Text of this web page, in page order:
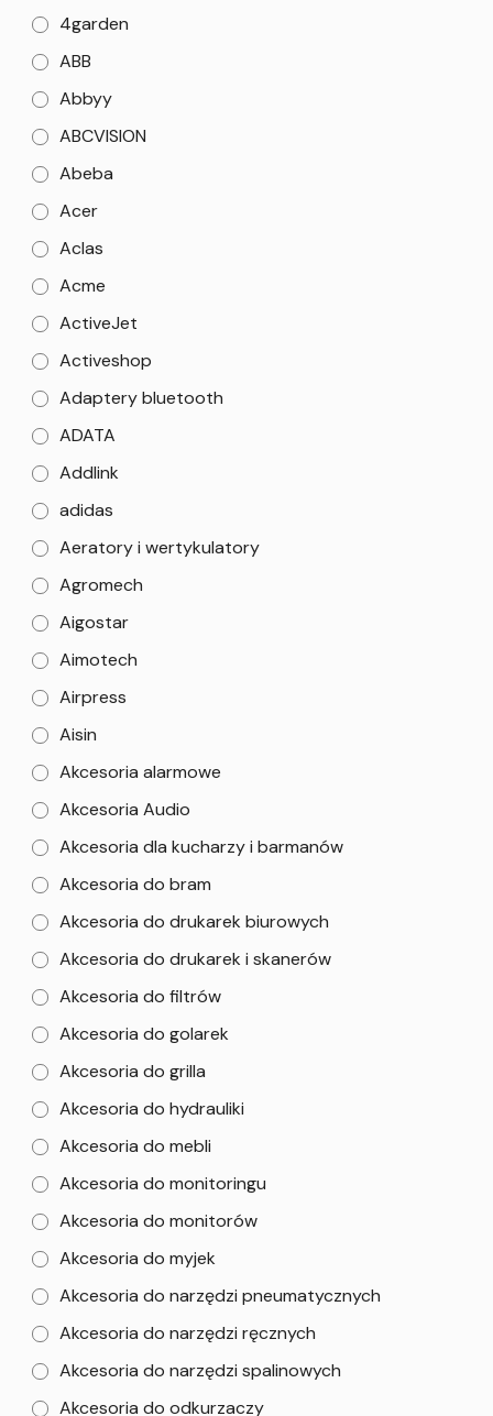
4garden
ABB
Abbyy
ABCVISION
Abeba
Acer
Aclas
Acme
ActiveJet
Activeshop
Adaptery bluetooth
ADATA
Addlink
adidas
Aeratory i wertykulatory
Agromech
Aigostar
Aimotech
Airpress
Aisin
Akcesoria alarmowe
Akcesoria Audio
Akcesoria dla kucharzy i barmanów
Akcesoria do bram
Akcesoria do drukarek biurowych
Akcesoria do drukarek i skanerów
Akcesoria do filtrów
Akcesoria do golarek
Akcesoria do grilla
Akcesoria do hydrauliki
Akcesoria do mebli
Akcesoria do monitoringu
Akcesoria do monitorów
Akcesoria do myjek
Akcesoria do narzędzi pneumatycznych
Akcesoria do narzędzi ręcznych
Akcesoria do narzędzi spalinowych
Akcesoria do odkurzaczy